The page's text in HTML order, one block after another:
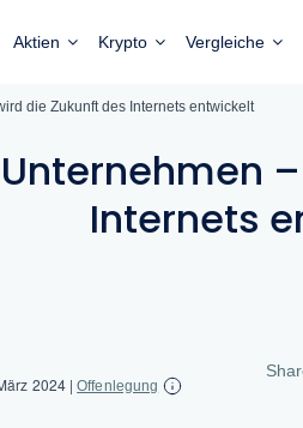
Aktien Krypto Vergleiche
die Zukunft des Internets entwickelt
Internets
2024 |Offenlegung